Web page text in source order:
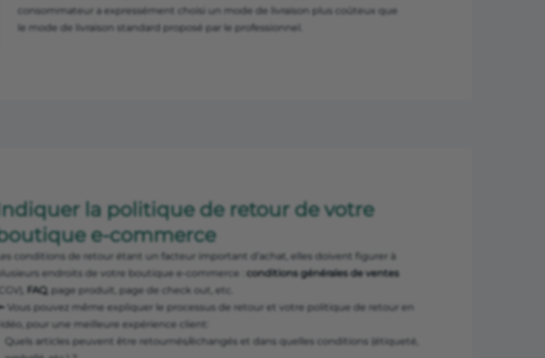
consommateur a expressément choisi un mode de livraison plus coûteux que
le mode de livraison standard proposé par le professionnel.
la politique de retour de votre
e-commerce
conditions de retour étant un facteur important d’achat, elles doivent figurer à
endroits de votre boutique e-commerce : conditions générales de ventes
FAQ, page produit, page de check out, etc.
Vous pouvez même expliquer le processus de retour et votre politique de retour en
pour une meilleure expérience client:
Quels articles peuvent être retournés/échangés et dans quelles conditions (étiqueté,